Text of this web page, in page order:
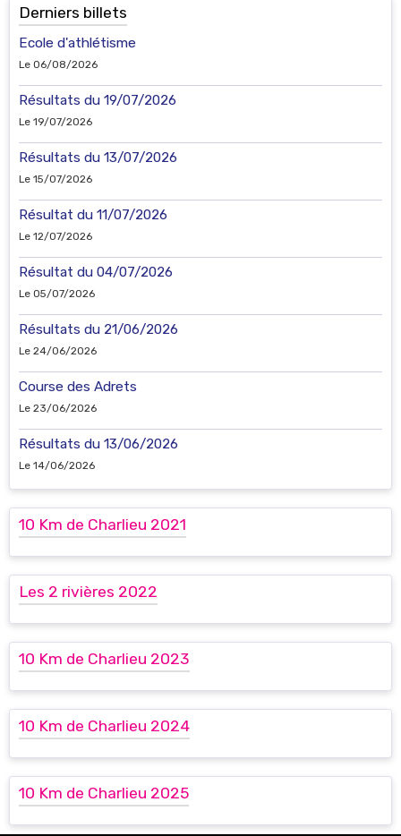
Derniers billets
Ecole d'athlétisme
Le 06/08/2026
Résultats du 19/07/2026
Le 19/07/2026
Résultats du 13/07/2026
Le 15/07/2026
Résultat du 11/07/2026
Le 12/07/2026
Résultat du 04/07/2026
Le 05/07/2026
Résultats du 21/06/2026
Le 24/06/2026
Course des Adrets
Le 23/06/2026
Résultats du 13/06/2026
Le 14/06/2026
10 Km de Charlieu 2021
Les 2 rivières 2022
10 Km de Charlieu 2023
10 Km de Charlieu 2024
10 Km de Charlieu 2025